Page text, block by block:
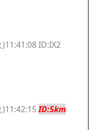
ID:IX2
)11:42:15ID:5km